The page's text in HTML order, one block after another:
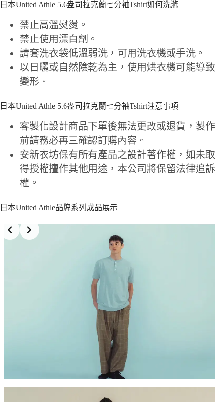
日本United Athle 5.6盎司拉克蘭七分袖Tshirt如何洗滌
禁止高溫熨燙。
禁止使用漂白劑。
請套洗衣袋低溫弱洗，可用洗衣機或手洗。
以日曬或自然陰乾為主，使用烘衣機可能導致
變形。
日本United Athle 5.6盎司拉克蘭七分袖Tshirt注意事項
客製化設計商品下單後無法更改或退貨，製作
前請務必再三確認訂購內容。
安新衣坊保有所有產品之設計著作權，如未取
得授權擅作其他用途，本公司將保留法律追訴
權。
日本United Athle品牌系列成品展示
Slide 3 of 7